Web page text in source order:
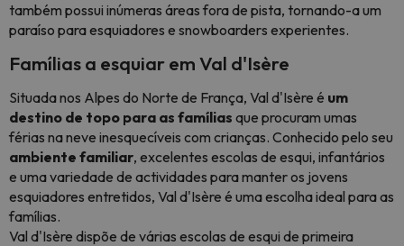
também possui inúmeras áreas fora de pista, tornando-a um
paraíso para esquiadores e snowboarders experientes.
Famílias a esquiar em Val d'Isère
Situada nos Alpes do Norte de França, Val d'Isère é um
destino de topo para as famílias que procuram umas
férias na neve inesquecíveis com crianças. Conhecido pelo seu
ambiente familiar, excelentes escolas de esqui, infantários
e uma variedade de actividades para manter os jovens
esquiadores entretidos, Val d'Isère é uma escolha ideal para as
famílias.
Val d'Isère dispõe de várias escolas de esqui de primeira